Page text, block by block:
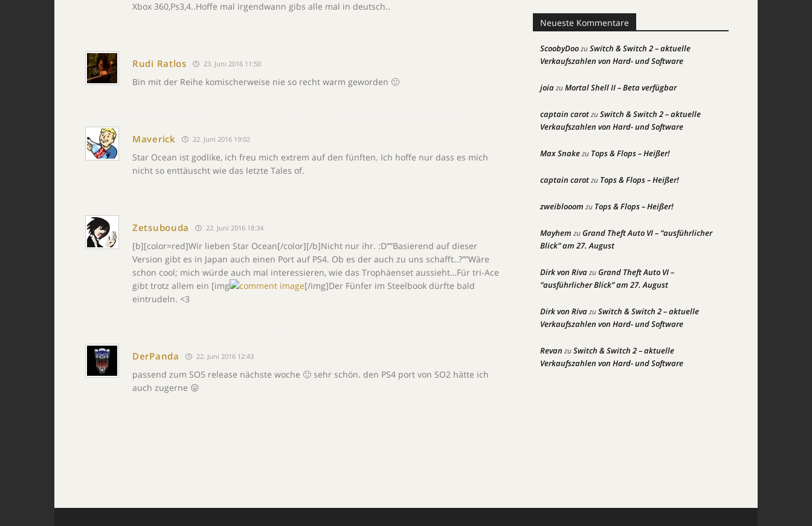
Xbox 360,Ps3,4..Hoffe mal irgendwann gibs alle mal in deutsch..
Rudi Ratlos 23. Juni 2016 11:50
Bin mit der Reihe komischerweise nie so recht warm geworden 🙁
Maverick 22. Juni 2016 19:02
Star Ocean ist godlike, ich freu mich extrem auf den fünften. Ich hoffe nur dass es mich
nicht so enttäuscht wie das letzte Tales of.
Zetsubouda 22. Juni 2016 18:34
[b][color=red]Wir lieben Star Ocean[/color][/b]Nicht nur ihr. :D””Basierend auf dieser
Version gibt es in Japan auch einen Port auf PS4. Ob es der auch zu uns schafft..?””Wäre
schon cool; mich würde auch mal interessieren, wie das Trophäenset aussieht…Für tri-Ace
gibt trotz allem ein [img
[/img]Der Fünfer im Steelbook dürfte bald
eintrudeln. <3
DerPanda 22. Juni 2016 12:43
passend zum SO5 release nächste woche 🙂 sehr schön. den PS4 port von SO2 hätte ich
auch zugerne 😛
Neueste Kommentare
ScoobyDoozuSwitch & Switch 2 – aktuelle
Verkaufszahlen von Hard- und Software
joiazuMortal Shell II – Beta verfügbar
captain carotzuSwitch & Switch 2 – aktuelle
Verkaufszahlen von Hard- und Software
Max Snakezu Tops & Flops – Heißer!
captain carotzu Tops & Flops – Heißer!
zweiblooom zu Tops & Flops – Heißer!
Mayhem zuGrand Theft Auto VI – “ausführlicher
Blick” am 27. August
Dirk von RivazuGrand Theft Auto VI –
“ausführlicher Blick” am 27. August
Dirk von RivazuSwitch & Switch 2 – aktuelle
Verkaufszahlen von Hard- und Software
Revan zuSwitch & Switch 2 – aktuelle
Verkaufszahlen von Hard- und Software